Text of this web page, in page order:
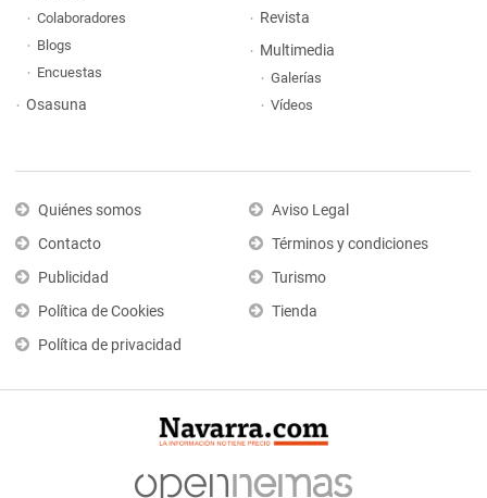
Colaboradores
Blogs
Encuestas
Osasuna
Revista
Multimedia
Galerías
Vídeos
Quiénes somos
Contacto
Publicidad
Política de Cookies
Política de privacidad
Aviso Legal
Términos y condiciones
Turismo
Tienda